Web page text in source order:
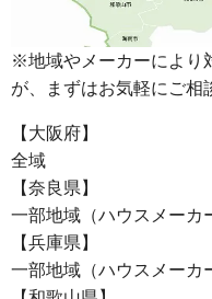
※地域やメーカーにより
が、まずはお気軽にご相
【大阪府】
全域
【奈良県】
一部地域（ハウスメーカ
【兵庫県】
一部地域（ハウスメーカ